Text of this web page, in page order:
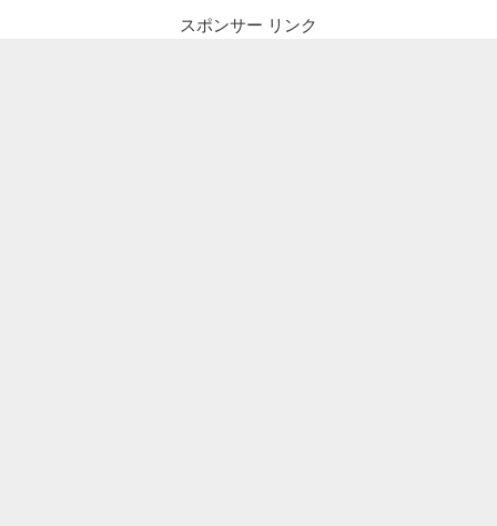
スポンサー リンク